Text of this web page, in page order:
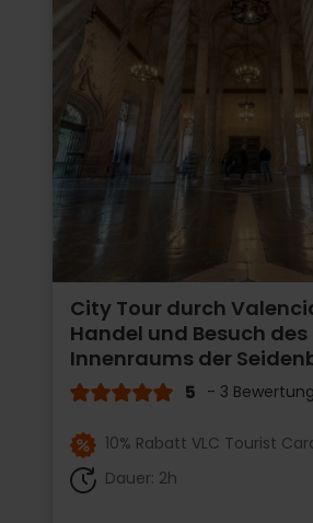
City Tour durch
Handel und Besuch des
Innenraums der
5 - 3
10% Rabatt VLC Tourist
Dauer: 2h